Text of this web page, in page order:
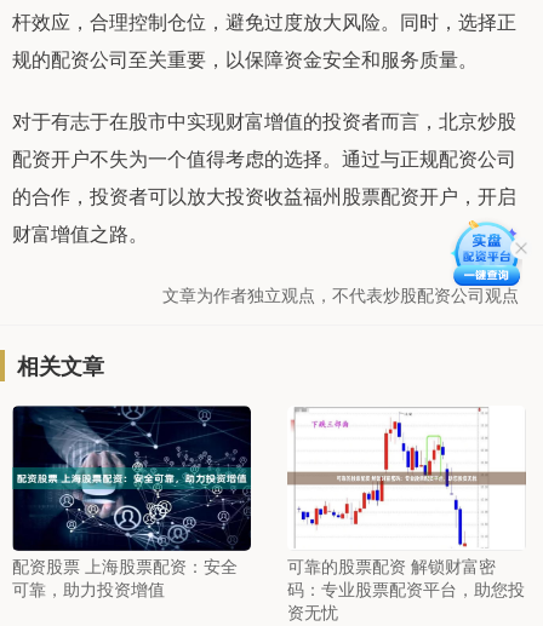
杆效应，合理控制仓位，避免过度放大风险。同时，选择正
规的配资公司至关重要，以保障资金安全和服务质量。
对于有志于在股市中实现财富增值的投资者而言，北京炒股
配资开户不失为一个值得考虑的选择。通过与正规配资公司
的合作，投资者可以放大投资收益福州股票配资开户，开启
财富增值之路。
文章为作者独立观点，不代表炒股配资公司观点
相关文章
配资股票 上海股票配资：安全
可靠，助力投资增值
可靠的股票配资 解锁财富密
码：专业股票配资平台，助您投
资无忧